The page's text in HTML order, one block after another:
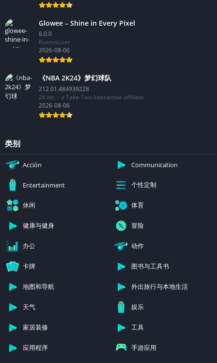
Glowee – Shine in Every Pixel
6.0.0
KosmoLizer
2026-08-06
《NBA 2K24》梦幻球队
212.01.484939228
2K Inc. - a Take-Two Interactive affiliate
2026-08-06
类别
Acción Communication
Entertainment 个性定制
休闲 体育
健康与健身 冒险
办公 动作
卡牌 图书与工具书
地图和导航 外出旅行与本地生活
天气 娱乐
家居装修 工具
应用程序 手游应用